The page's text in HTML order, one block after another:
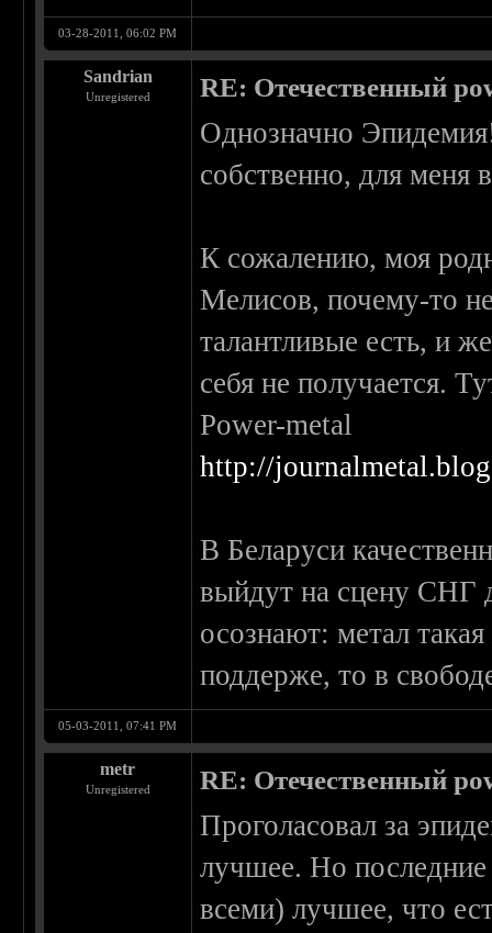
03-28-2011, 06:02 PM
Sandrian
Unregistered RE: Отечественный
Однозначно
собственно, для меня
К сожалению, моя
Мелисов, почему-то
талантливые есть, и
себя не получается.
Power-metal
http://
В Беларуси
выйдут на сцену СНГ
осознают: метал
поддерже, то в
05-03-2011, 07:41 PM
metr
Unregistered RE: Отечественный
Проголасовал за
лучшее. Но
всеми) лучшее, что